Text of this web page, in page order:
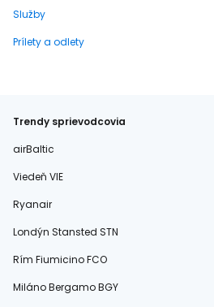
Služby
Prílety a odlety
Trendy sprievodcovia
airBaltic
Viedeň VIE
Ryanair
Londýn Stansted STN
Rím Fiumicino FCO
Miláno Bergamo BGY